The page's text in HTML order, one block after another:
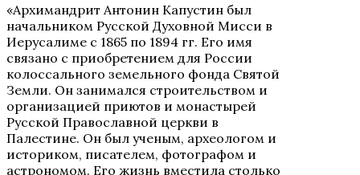
«Архимандрит Антонин Капустин был
начальником Русской Духовной Мисси в
Иерусалиме с 1865 по 1894 гг. Его имя
связано с приобретением для России
колоссального земельного фонда Святой
Земли. Он занимался строительством и
организацией приютов и монастырей
Русской Православной церкви в
Палестине. Он был ученым, археологом и
историком, писателем, фотографом и
астрономом. Его жизнь вместила столько